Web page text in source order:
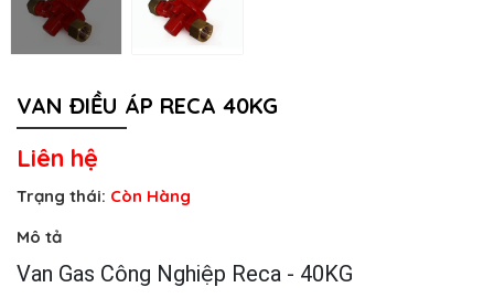
VAN ĐIỀU ÁP RECA 40KG
Liên hệ
Trạng thái: Còn Hàng
Mô tả
Van Gas Công Nghiệp Reca - 40KG